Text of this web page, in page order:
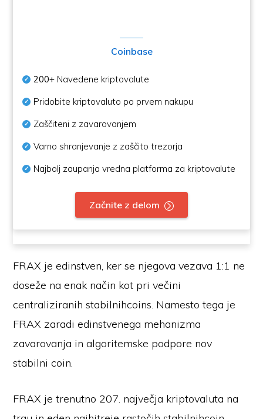
Coinbase
200+ Navedene kriptovalute
Pridobite kriptovaluto po prvem nakupu
Zaščiteni z zavarovanjem
Varno shranjevanje z zaščito trezorja
Najbolj zaupanja vredna platforma za kriptovalute
Začnite z delom
FRAX je edinstven, ker se njegova vezava 1:1 ne
doseže na enak način kot pri večini
centraliziranih stabilnihcoins. Namesto tega je
FRAX zaradi edinstvenega mehanizma
zavarovanja in algoritemske podpore nov
stabilni coin.
FRAX je trenutno 207. največja kriptovaluta na